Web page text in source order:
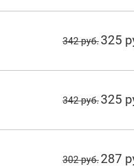
342 руб. 325
342 руб. 325
302 руб. 287